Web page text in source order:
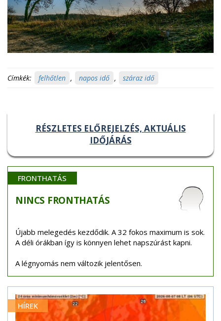
Címkék: felhőtlen , napos idő , száraz idő
RÉSZLETES ELŐREJELZÉS, AKTUÁLIS
IDŐJÁRÁS
FRONTHATÁS
NINCS FRONTHATÁS
Újabb melegedés kezdődik. A 32 fokos maximum is sok.
A déli órákban így is könnyen lehet napszúrást kapni.
A légnyomás nem változik jelentősen.
HÍREK